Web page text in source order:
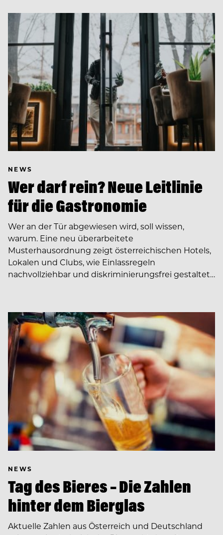
NEWS
Wer darf rein? Neue Leitlinie
für die Gastronomie
Wer an der Tür abgewiesen wird, soll wissen,
warum. Eine neu überarbeitete
Musterhausordnung zeigt österreichischen Hotels,
Lokalen und Clubs, wie Einlassregeln
nachvollziehbar und diskriminierungsfrei gestaltet…
NEWS
Tag des Bieres – Die Zahlen
hinter dem Bierglas
Aktuelle Zahlen aus Österreich und Deutschland